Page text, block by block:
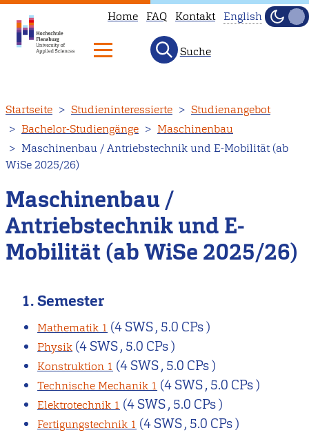
zum
Inhalt
Home FAQ Kontakt
not
in
our
English
English
Hell
Suche
Startseite Studieninteressierte
Studienangebot
Bachelor-Studiengänge
Maschinenbau
Maschinenbau / Antriebstechnik und E-Mobilität (ab
WiSe 2025/26)
Maschinenbau /
Antriebstechnik und E-
Mobilität (ab WiSe 2025/26)
1. Semester
Mathematik 1 (4 SWS , 5.0 CPs )
Physik (4 SWS , 5.0 CPs )
Konstruktion 1 (4 SWS , 5.0 CPs )
Technische Mechanik 1 (4 SWS , 5.0 CPs )
Elektrotechnik 1 (4 SWS , 5.0 CPs )
Fertigungstechnik 1 (4 SWS , 5.0 CPs )